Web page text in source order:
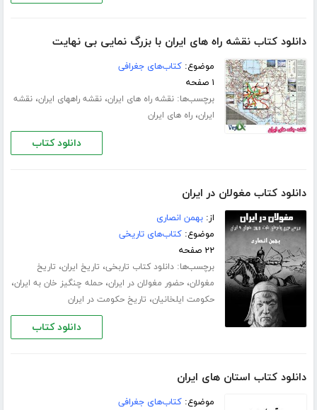
دانلود کتاب نقشه راه های ایران با بزرگ نمایی بی نهایت
موضوع:کتاب‌های جغرافی
۱ صفحه
برچسب‌ها:نقشه راه های ایران،نقشه راههای ایران،نقشه
ایران،راه های ایران
دانلود کتاب
دانلود کتاب مغولان در ایران
از:بهمن انصاری
موضوع:کتاب‌های تاریخی
۲۲ صفحه
برچسب‌ها:دانلود کتاب تاربخی، تاریخ ایران، تاریخ
مغولان،حضور مغولان در ایران،حمله چنگیز خان به ایران،
حکومت ایلخانیان، تاریخ حکومت در ایران
دانلود کتاب
دانلود کتاب استان های ایران
موضوع:کتاب‌های جغرافی